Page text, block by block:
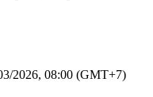
2026, 08:00 (GMT+7)